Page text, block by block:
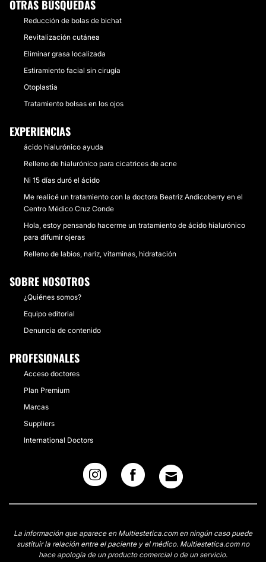
OTRAS BÚSQUEDAS
Reducción de bolas de bichat
Revitalización cutánea
Eliminar grasa localizada
Estiramiento facial sin cirugía
Otoplastia
Tratamiento bolsas en los ojos
EXPERIENCIAS
ácido hialurónico ayuda
Relleno de hialurónico para cicatrices de acne
Ni 15 días duró el ácido
Me realicé un tratamiento con la doctora Beatriz Andicoberry en el
Centro Médico Cruz Conde
Hola, estoy pensando hacerme un tratamiento de ácido hialurónico
para difumir ojeras
Relleno de labios, nariz, vitaminas, hidratación
SOBRE NOSOTROS
¿Quiénes somos?
Equipo editorial
Denuncia de contenido
PROFESIONALES
Acceso doctores
Plan Premium
Marcas
Suppliers
International Doctors
La información que aparece en Multiestetica.com en ningún caso puede
sustituir la relación entre el paciente y el médico. Multiestetica.com no
hace apología de un producto comercial o de un servicio.